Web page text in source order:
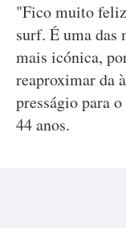
"Fico muito
surf. É uma das
mais icónica,
reaproximar da
presságio para
44 anos.